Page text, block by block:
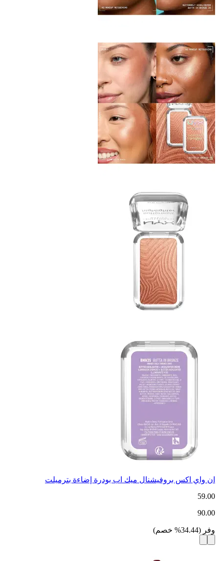
ان واي اكس بروفيشنال ميك اب بودرة إضاءة بترميلت
59.00
90.00
وفر (
34.44
% خصم)